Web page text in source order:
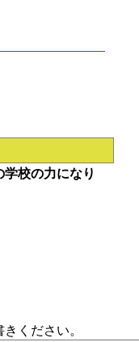
校の力になり
ください。